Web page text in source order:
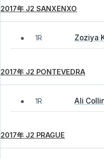
2017年 J2 SANXENXO
● 1R Zoziya
2017年 J2 PONTEVEDRA
● 1R Ali
2017年 J2 PRAGUE